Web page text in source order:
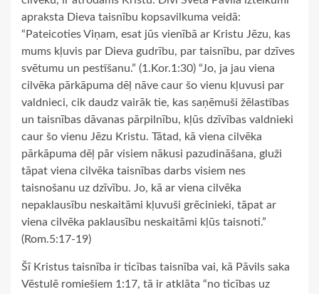
apraksta Dieva taisnību kopsavilkuma veidā:
“Pateicoties Viņam, esat jūs vienībā ar Kristu Jēzu, kas
mums kļuvis par Dieva gudrību, par taisnību, par dzīves
svētumu un pestīšanu.” (1.Kor.1:30) “Jo, ja jau viena
cilvēka pārkāpuma dēļ nāve caur šo vienu kļuvusi par
valdnieci, cik daudz vairāk tie, kas saņēmuši žēlastības
un taisnības dāvanas pārpilnību, kļūs dzīvības valdnieki
caur šo vienu Jēzu Kristu. Tātad, kā viena cilvēka
pārkāpuma dēļ pār visiem nākusi pazudināšana, gluži
tāpat viena cilvēka taisnības darbs visiem nes
taisnošanu uz dzīvību. Jo, kā ar viena cilvēka
nepaklausību neskaitāmi kļuvuši grēcinieki, tāpat ar
viena cilvēka paklausību neskaitāmi kļūs taisnoti.”
(Rom.5:17-19)
Šī Kristus taisnība ir ticības taisnība vai, kā Pāvils saka
Vēstulē romiešiem 1:17, tā ir atklāta “no ticības uz